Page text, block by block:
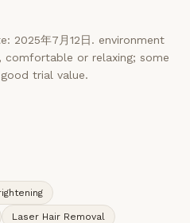
2025年7月12日. environment
comfortable or relaxing; some
trial value.
Laser Hair Removal